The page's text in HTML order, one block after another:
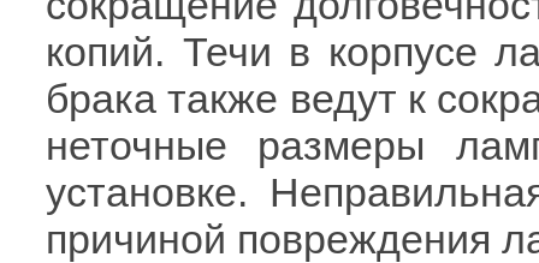
копий. Течи в корпусе
брака также ведут к
неточные размеры
установке.
причиной повреждения